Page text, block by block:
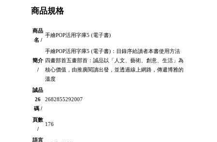
商品規格
商品
名 /
手繪POP活用字庫5 (電子書)
簡介
/
手繪POP活用字庫5 (電子書)：目錄序給讀者本書使用方法
四畫部首五畫部首：誠品以「人文、藝術、創意、生活」為
核心價值，由推廣閱讀出發，並透過線上網路，傳遞博雅的
溫度
誠品
26
碼 /
2682855292007
頁數
/
176
語言